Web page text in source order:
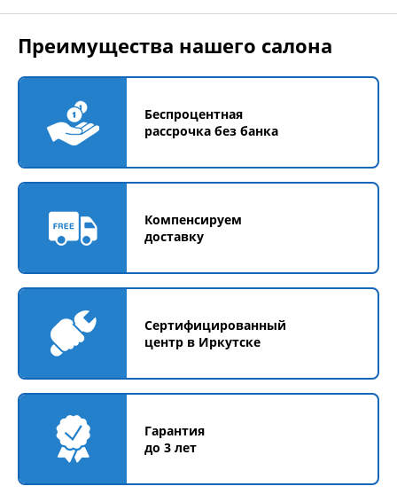
Преимущества нашего салона
Беспроцентная
рассрочка без банка
Компенсируем
доставку
Сертифицированный
центр в Иркутске
Гарантия
до 3 лет